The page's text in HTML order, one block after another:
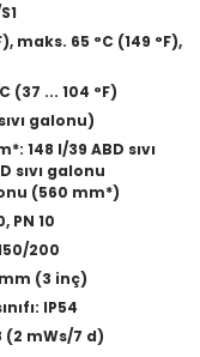
maks. 65 °C (149 °F),
(37 ... 104 °F)
galonu)
148 l/39 ABD sıvı
sıvı galonu
(560 mm*)
PN 10
200
(3 inç)
IP54
(2 mWs/7 d)